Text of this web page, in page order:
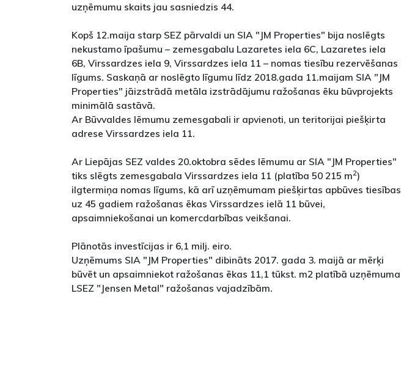
uzņēmumu skaits jau sasniedzis 44.
Kopš 12.maija starp SEZ pārvaldi un SIA "JM Properties" bija noslēgts
nekustamo īpašumu – zemesgabalu Lazaretes iela 6C, Lazaretes iela
6B, Virssardzes iela 9, Virssardzes iela 11 – nomas tiesību rezervēšanas
līgums. Saskaņā ar noslēgto līgumu līdz 2018.gada 11.maijam SIA "JM
Properties" jāizstrādā metāla izstrādājumu ražošanas ēku būvprojekts
minimālā sastāvā.
Ar Būvvaldes lēmumu zemesgabali ir apvienoti, un teritorijai piešķirta
adrese Virssardzes iela 11.
Ar Liepājas SEZ valdes 20.oktobra sēdes lēmumu ar SIA "JM Properties"
tiks slēgts zemesgabala Virssardzes iela 11 (platība 50 215 m2)
ilgtermiņa nomas līgums, kā arī uzņēmumam piešķirtas apbūves tiesības
uz 45 gadiem ražošanas ēkas Virssardzes ielā 11 būvei,
apsaimniekošanai un komercdarbības veikšanai.
Plānotās investīcijas ir 6,1 milj. eiro.
Uzņēmums SIA "JM Properties" dibināts 2017. gada 3. maijā ar mērķi
būvēt un apsaimniekot ražošanas ēkas 11,1 tūkst. m2 platībā uzņēmuma
LSEZ "Jensen Metal" ražošanas vajadzībām.